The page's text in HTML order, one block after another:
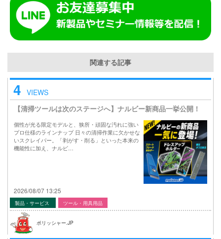
関連する記事
4 VIEWS
【清掃ツールは次のステージへ】ナルビー新商品一挙公開！
個性が光る限定モデルと、狭所・頑固な汚れに強い
プロ仕様のラインナップ 日々の清掃作業に欠かせな
いスクレイパー。「剥がす・削る」といった本来の
機能性に加え、ナルビ…
2026/08/07 13:25
製品・サービス ツール・用具用品
ポリッシャー.JP